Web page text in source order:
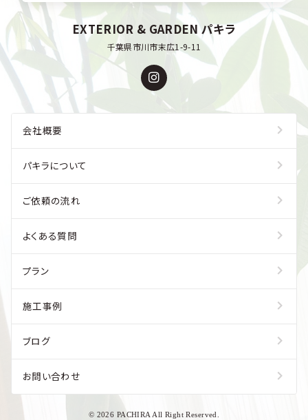
EXTERIOR & GARDEN パキラ
千葉県市川市末広1-9-11
会社概要
パキラについて
ご依頼の流れ
よくある質問
プラン
施工事例
ブログ
お問い合わせ
© 2026 PACHIRA All Right Reserved.